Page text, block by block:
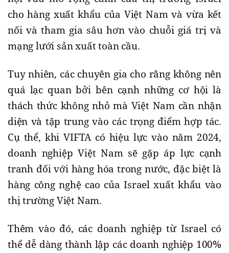
cho hàng xuất khẩu của Việt Nam và vừa kết
nối và tham gia sâu hơn vào chuỗi giá trị và
mạng lưới sản xuất toàn cầu.
Tuy nhiên, các chuyên gia cho rằng không nên
quá lạc quan bởi bên cạnh những cơ hội là
thách thức không nhỏ mà Việt Nam cần nhận
diện và tập trung vào các trọng điểm hợp tác.
Cụ thể, khi VIFTA có hiệu lực vào năm 2024,
doanh nghiệp Việt Nam sẽ gặp áp lực cạnh
tranh đối với hàng hóa trong nước, đặc biệt là
hàng công nghệ cao của Israel xuất khẩu vào
thị trường Việt Nam.
Thêm vào đó, các doanh nghiệp từ Israel có
thể dễ dàng thành lập các doanh nghiệp 100%